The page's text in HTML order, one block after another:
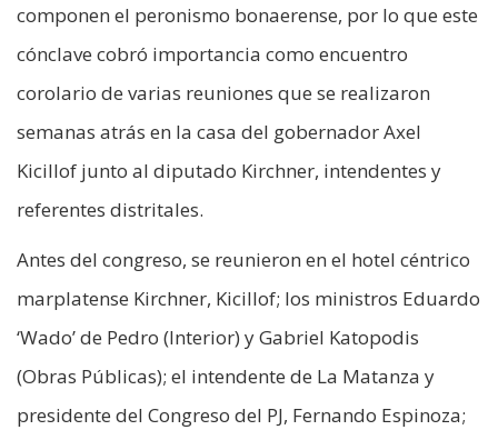
componen el peronismo bonaerense, por lo que este
cónclave cobró importancia como encuentro
corolario de varias reuniones que se realizaron
semanas atrás en la casa del gobernador Axel
Kicillof junto al diputado Kirchner, intendentes y
referentes distritales.
Antes del congreso, se reunieron en el hotel céntrico
marplatense Kirchner, Kicillof; los ministros Eduardo
‘Wado’ de Pedro (Interior) y Gabriel Katopodis
(Obras Públicas); el intendente de La Matanza y
presidente del Congreso del PJ, Fernando Espinoza;